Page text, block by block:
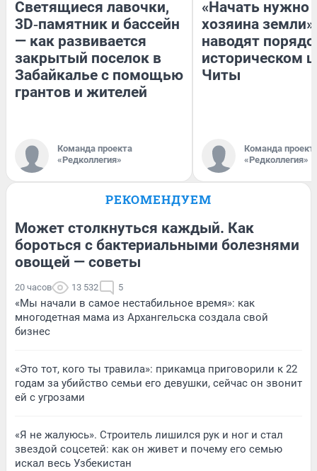
Светящиеся лавочки,
3D‑памятник и бассейн
— как развивается
закрытый поселок в
Забайкалье с помощью
грантов и жителей
Команда проекта
«Редколлегия»
«Начать нужно
хозяина
наводят
историческом
Читы
Команда
«Редколлегия»
РЕКОМЕНДУЕМ
Может столкнуться каждый. Как
бороться с бактериальными болезнями
овощей — советы
20 часов 13 532 5
«Мы начали в самое нестабильное время»: как
многодетная мама из Архангельска создала свой
бизнес
«Это тот, кого ты травила»: прикамца приговорили к 22
годам за убийство семьи его девушки, сейчас он звонит
ей с угрозами
«Я не жалуюсь». Строитель лишился рук и ног и стал
звездой соцсетей: как он живет и почему его семью
искал весь Узбекистан